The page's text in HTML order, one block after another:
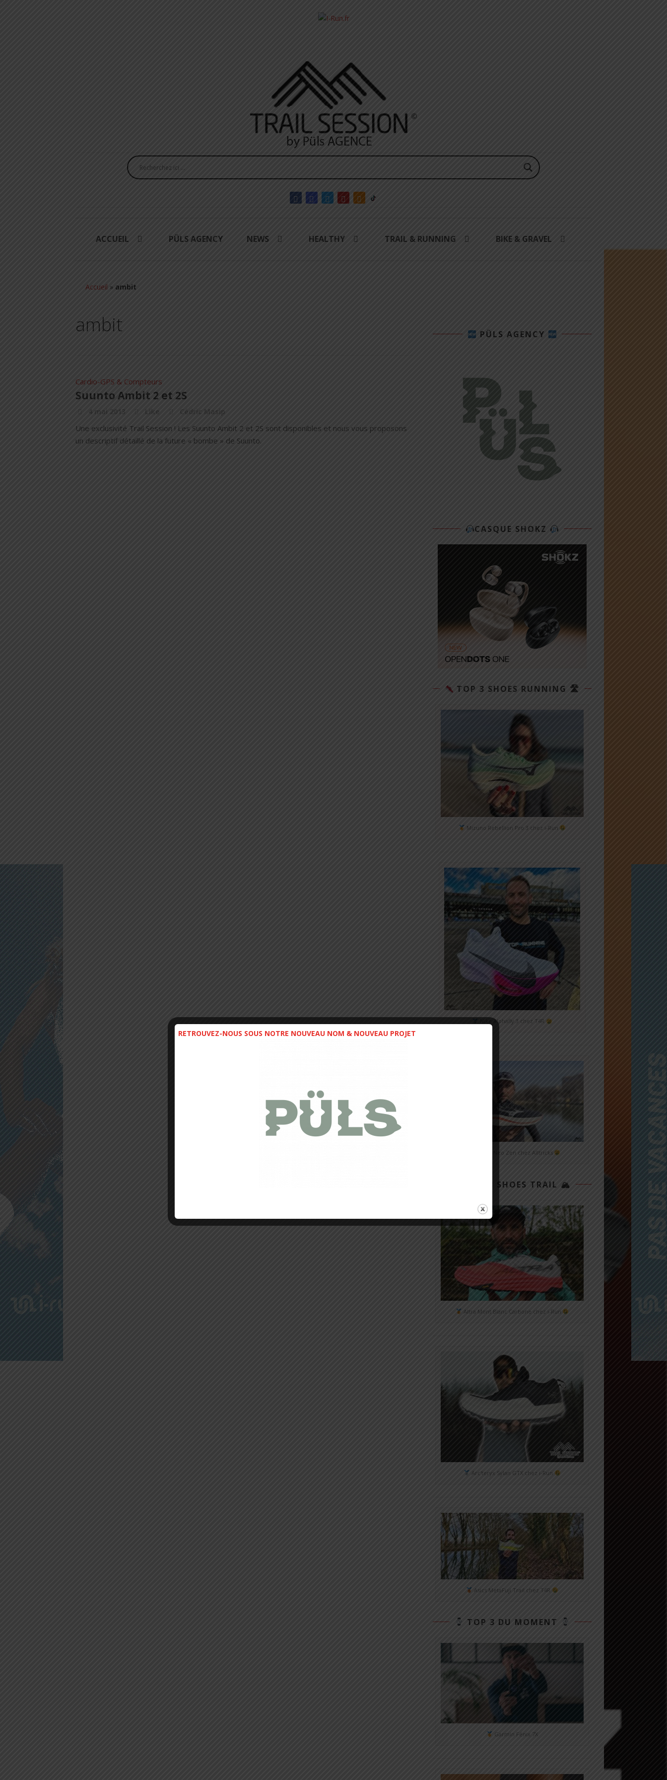
ACCUEIL PÜLS AGENCY NEWS HEALTHY TRAIL & RUNNING BIKE & GRAVEL
Accueil » ambit
ambit
Cardio-GPS & Compteurs
Suunto Ambit 2 et 2S
4 mai 2013 Like Cédric Masip
Une exclusivité Trail Session ! Les Suunto Ambit 2 et 2S sont disponibles et nous vous proposons
un descriptif détaillé de la future « bombe » de Suunto.
PÜLS AGENCY
CASQUE SHOKZ
TOP 3 SHOES RUNNING 🛣
Mizuno Rebellion Pro 3 chez i-Run
Nike Alphafly 3 chez T4R
Mizuno Neo Zen chez Alltricks
TOP 3 SHOES TRAIL 🏔
Altra Mont Blanc Carbone chez i-Run
Arc'teryx Sylan GTX chez i-Run
Asics MetaFuji Trail chez T4R
TOP 3 DU MOMENT
Garmin Fénix 7X
RETROUVEZ-NOUS SOUS NOTRE NOUVEAU NOM & NOUVEAU PROJET